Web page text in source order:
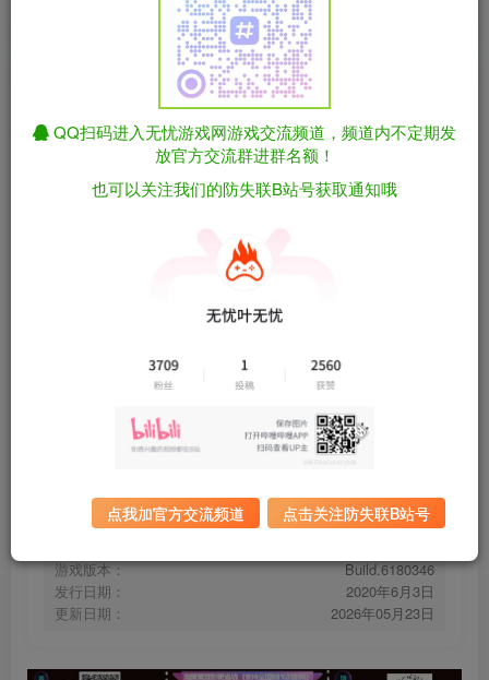
复启动报错” （官中）
免费资源
亦春秋/Power Of Seasons Build.6180346 “修
有问题看网站顶部解压运
迅雷下载
全站统一解压密码：
百度下载 UC下载
游戏大小：
23.4GB
游戏版本：
Build.6180346
发行日期：
2020年6月3日
更新日期：
2026年05月23日
QQ扫码进入无忧游戏网游戏交流频道，频道内不定期发
放官方交流群进群名额！
也可以关注我们的防失联B站号获取通知哦
点我加官方交流频道 点击关注防失联B站号